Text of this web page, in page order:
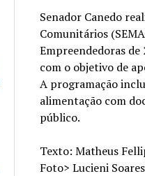
Senador Canedo
Comunitários
Empreendedoras de
com o objetivo de
A programação
alimentação com
público.
Texto: Matheus
Foto> Lucieni Soares